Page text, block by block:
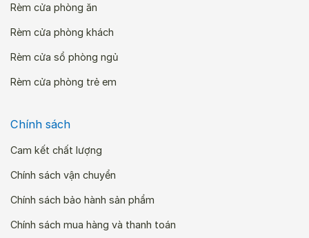
Rèm cửa phòng ăn
Rèm cửa phòng khách
Rèm cửa sổ phòng ngủ
Rèm cửa phòng trẻ em
Chính sách
Cam kết chất lượng
Chính sách vận chuyển
Chính sách bảo hành sản phẩm
Chính sách mua hàng và thanh toán